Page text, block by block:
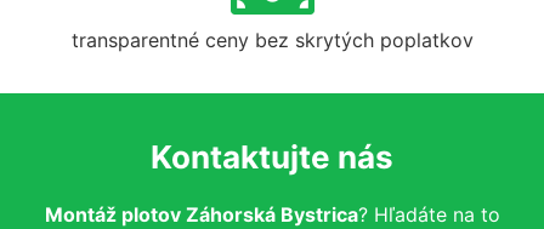
transparentné ceny bez skrytých poplatkov
Kontaktujte nás
Montáž plotov Záhorská Bystrica? Hľadáte na to